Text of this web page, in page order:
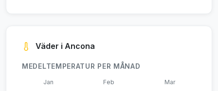
Väder i Ancona
MEDELTEMPERATUR PER MÅNAD
Jan Feb Mar